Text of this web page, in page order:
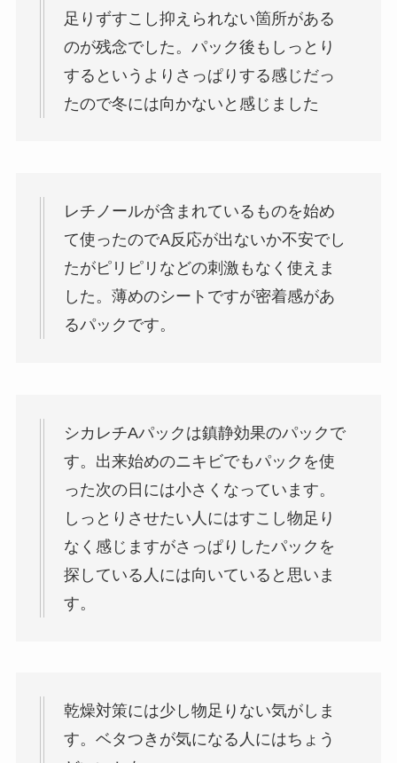
足りずすこし抑えられない箇所がある
のが残念でした。パック後もしっとり
するというよりさっぱりする感じだっ
たので冬には向かないと感じました
レチノールが含まれているものを始め
て使ったのでA反応が出ないか不安でし
たがピリピリなどの刺激もなく使えま
した。薄めのシートですが密着感があ
るパックです。
シカレチAパックは鎮静効果のパックで
す。出来始めのニキビでもパックを使
った次の日には小さくなっています。
しっとりさせたい人にはすこし物足り
なく感じますがさっぱりしたパックを
探している人には向いていると思いま
す。
乾燥対策には少し物足りない気がしま
す。ベタつきが気になる人にはちょう